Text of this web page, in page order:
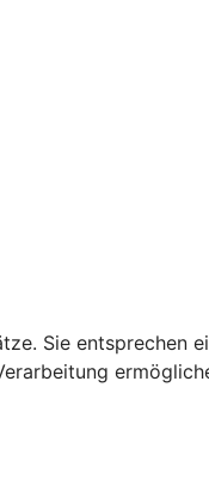
Sie entsprechen